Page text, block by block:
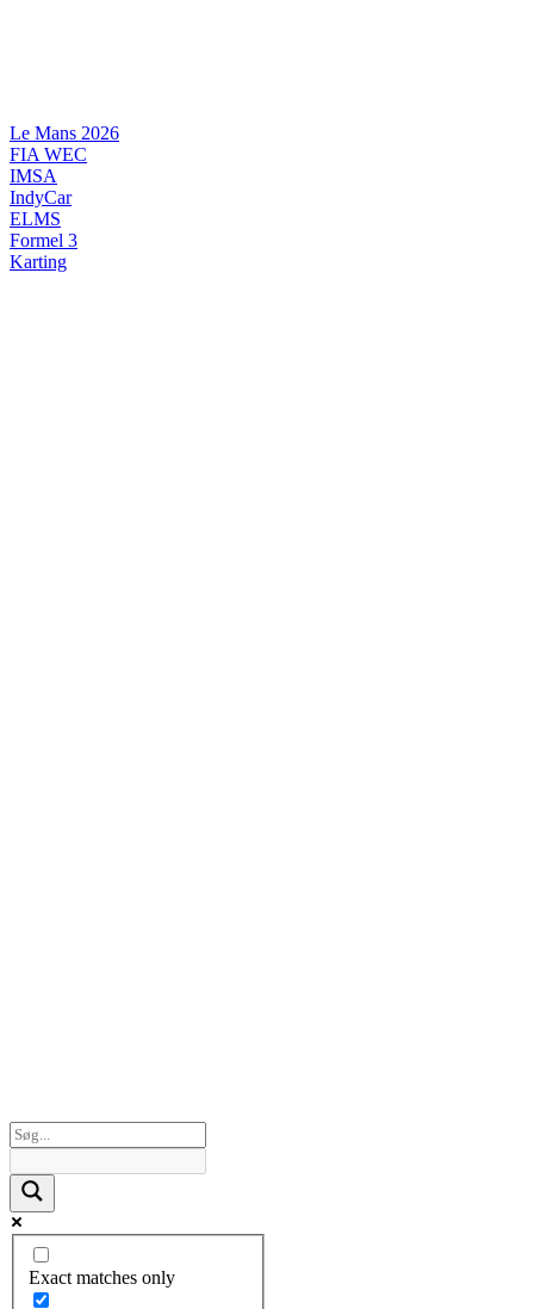
Le Mans 2026
FIA WEC
IMSA
IndyCar
ELMS
Formel 3
Karting
Exact matches only